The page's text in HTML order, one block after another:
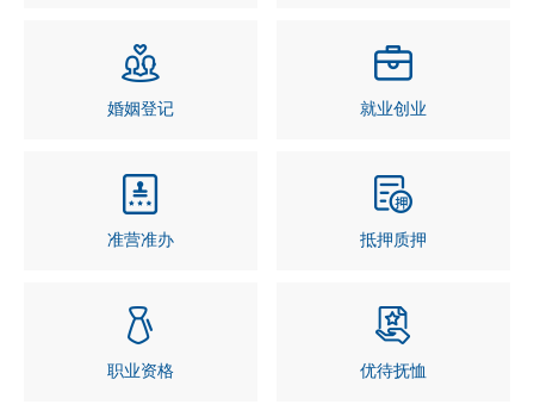
婚姻登记 就业创业
准营准办 抵押质押
职业资格 优待抚恤